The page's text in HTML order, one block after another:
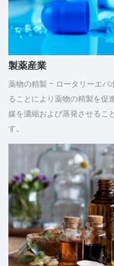
製薬産業
薬物の精製 - ロータリーエバ
ることにより薬物の精製を
媒を濃縮および蒸発させるこ
す。